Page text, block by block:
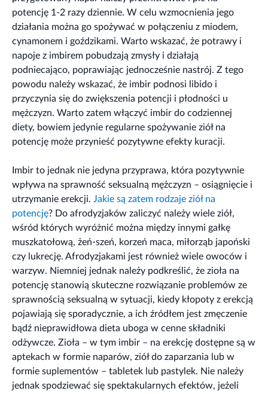
potencję 1-2 razy dziennie. W celu wzmocnienia jego
działania można go spożywać w połączeniu z miodem,
cynamonem i goździkami. Warto wskazać, że potrawy i
napoje z imbirem pobudzają zmysły i działają
podniecająco, poprawiając jednocześnie nastrój. Z tego
powodu należy wskazać, że imbir podnosi libido i
przyczynia się do zwiększenia potencji i płodności u
mężczyzn. Warto zatem włączyć imbir do codziennej
diety, bowiem jedynie regularne spożywanie ziół na
potencję może przynieść pozytywne efekty kuracji.
Imbir to jednak nie jedyna przyprawa, która pozytywnie
wpływa na sprawność seksualną mężczyzn – osiągnięcie i
utrzymanie erekcji. Jakie są zatem rodzaje ziół na
potencję? Do afrodyzjaków zaliczyć należy wiele ziół,
wśród których wyróżnić można między innymi gałkę
muszkatołową, żeń-szeń, korzeń maca, miłorząb japoński
czy lukrecję. Afrodyzjakami jest również wiele owoców i
warzyw. Niemniej jednak należy podkreślić, że zioła na
potencję stanowią skuteczne rozwiązanie problemów ze
sprawnością seksualną w sytuacji, kiedy kłopoty z erekcją
pojawiają się sporadycznie, a ich źródłem jest zmęczenie
bądź nieprawidłowa dieta uboga w cenne składniki
odżywcze. Zioła – w tym imbir – na erekcję dostępne są w
aptekach w formie naparów, ziół do zaparzania lub w
formie suplementów – tabletek lub pastylek. Nie należy
jednak spodziewać się spektakularnych efektów, jeżeli